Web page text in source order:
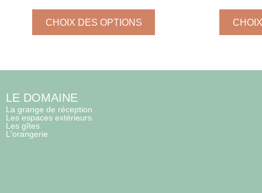
CHOIX DES OPTIONS
LE DOMAINE
La grange de réception
Les espaces extérieurs
Les gîtes
L'orangerie